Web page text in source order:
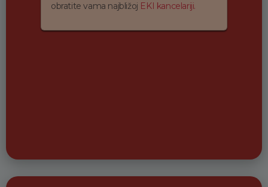
obratite vama najbližoj EKI kancelariji.